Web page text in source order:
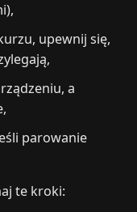
upewnij się,
a
parowanie
te kroki: